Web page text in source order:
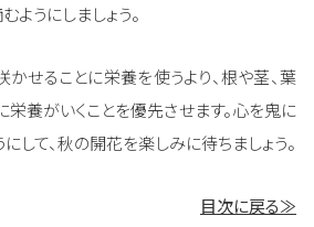
ようにしましょう。
せることに栄養を使うより、根や茎、葉
栄養がいくことを優先させます。心を鬼に
して、秋の開花を楽しみに待ちましょう。
目次に戻る≫